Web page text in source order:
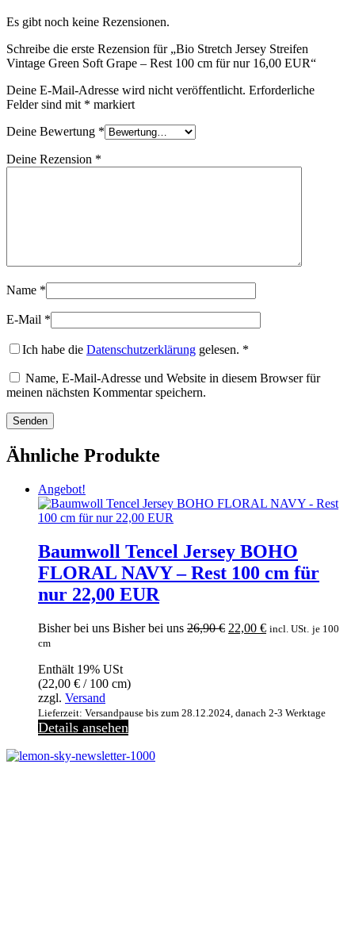
Es gibt noch keine Rezensionen.
Schreibe die erste Rezension für „Bio Stretch Jersey Streifen
Vintage Green Soft Grape – Rest 100 cm für nur 16,00 EUR“
Deine E-Mail-Adresse wird nicht veröffentlicht. Erforderliche
Felder sind mit * markiert
Deine Bewertung *
Deine Rezension *
Name *
E-Mail *
Ich habe die Datenschutzerklärung gelesen. *
Name, E-Mail-Adresse und Website in diesem Browser für
meinen nächsten Kommentar speichern.
Ähnliche Produkte
Angebot!
Baumwoll Tencel Jersey BOHO
FLORAL NAVY – Rest 100 cm für
nur 22,00 EUR
Bisher bei uns Bisher bei uns 26,90€ Ursprünglicher
22,00 €Aktueller
incl. USt. je 100
cm
Enthält 19% USt
(22,00 € / 100 cm)
zzgl. Versand
Lieferzeit: Versandpause bis zum 28.12.2024, danach 2-3 Werktage
Details ansehen